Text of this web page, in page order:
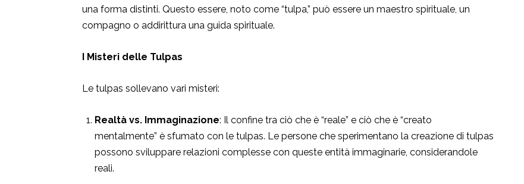
una forma distinti. Questo essere, noto come “tulpa,” può essere un maestro spirituale, un
compagno o addirittura una guida spirituale.
I Misteri delle Tulpas
Le tulpas sollevano vari misteri:
Realtà vs. Immaginazione: Il confine tra ciò che è “reale” e ciò che è “creato
mentalmente” è sfumato con le tulpas. Le persone che sperimentano la creazione di tulpas
possono sviluppare relazioni complesse con queste entità immaginarie, considerandole
reali.